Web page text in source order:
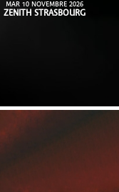
MAR 10 NOVEMBRE 2026
ZENITH STRASBOURG